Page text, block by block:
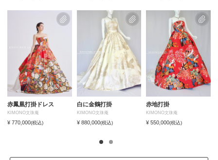
赤鳳凰打掛ドレス
KIMONO文珠庵
¥ 770,000(税込)
白に金鶴打掛
KIMONO文珠庵
¥ 880,000(税込)
赤地打掛
KIMONO文珠庵
¥ 550,000(税込)